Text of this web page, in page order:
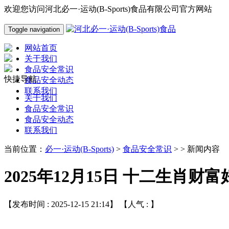
欢迎您访问河北必一·运动(B-Sports)食品有限公司官方网站
Toggle navigation
网站首页
关于我们
食品安全常识
食品安全动态
联系我们
快捷导航
关于我们
食品安全常识
食品安全动态
联系我们
当前位置： 必一·运动(B-Sports) > 食品安全常识 > > 新闻内容
2025年12月15日 十二生肖财富
【发布时间 : 2025-12-15 21:14】 【人气 : 】